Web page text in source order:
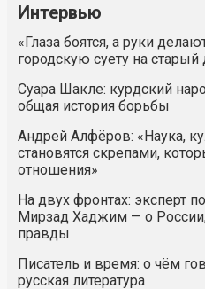
Интервью
«Глаза боятся, а руки
городскую суету на
Суара Шакле: курдский
общая история борьбы
Андрей Алфёров: «Наука,
становятся скрепами,
отношения»
На двух фронтах: эксперт
Мирзад Хаджим — о
правды
Писатель и время: о чём
русская литература